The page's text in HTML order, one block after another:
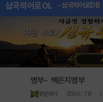
삼국히어로OL - 삼국히어로DB
병부- 백은지병부
꽃밭에서 조회수 : 78